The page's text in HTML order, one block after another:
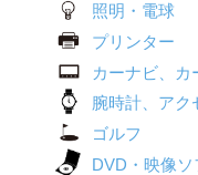
照明・電球
プリンター
カーナビ、カ
腕時計、アク
ゴルフ
DVD・映像ソ